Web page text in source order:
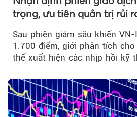
trọng, ưu tiên quản trị rủi
Sau phiên giảm sâu khiến
1.700 điểm, giới phân tích
thể xuất hiện các nhịp hồi kỹ